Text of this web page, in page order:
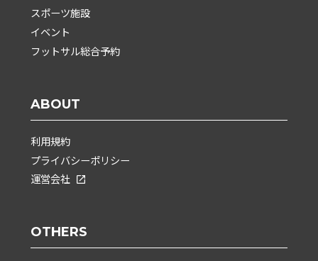
スポーツ施設
イベント
フットサル総合予約
ABOUT
利用規約
プライバシーポリシー
運営会社
OTHERS